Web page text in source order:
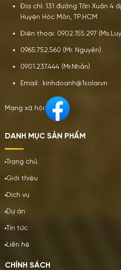
Địa chỉ: 131 đường Tân Xuân 4
Huyện Hóc Môn, TP.HCM
Điện thoại: 0902.155.297
0965.752.560 (Mr. Nguyên)
0901.237.444 (Mr.Nhẫn)
Email: kinhdoanh@1solar.vn
Mạng xã hội:
DANH MỤC SẢN PHẨM
Trang chủ
Giới thiệu
Dịch vụ
Dự án
Tin tức
Liên hệ
CHÍNH SÁCH